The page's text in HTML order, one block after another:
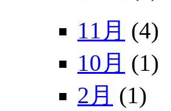
11月 (4)
10月 (1)
2月 (1)